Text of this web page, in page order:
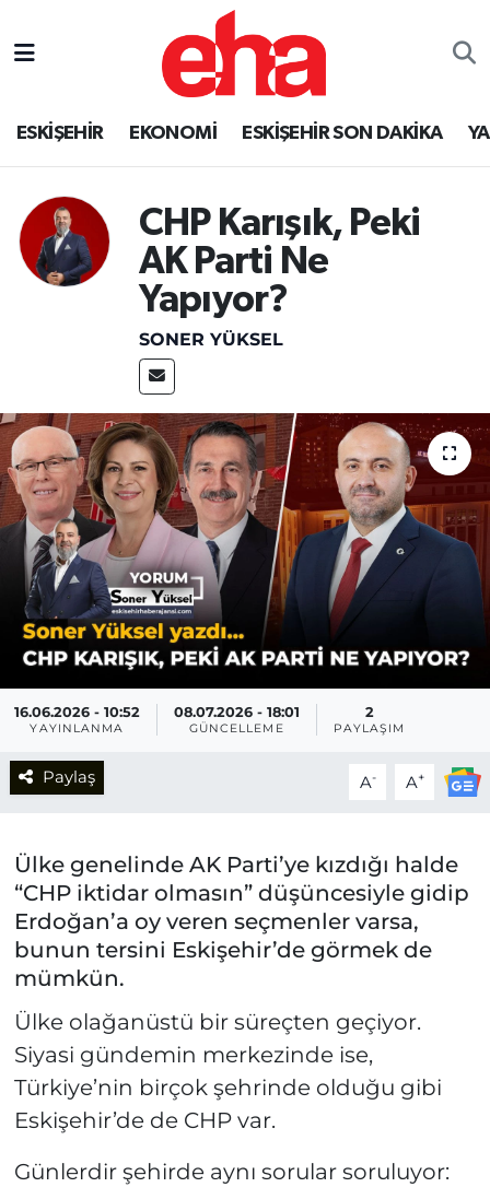
ESKİŞEHİR EKONOMİ ESKİŞEHİR SON DAKİKA
CHP Karışık, Peki
AK Parti Ne
Yapıyor?
SONER YÜKSEL
16.06.2026 - 10:52
YAYINLANMA
08.07.2026 - 18:01
GÜNCELLEME
2
PAYLAŞIM
Paylaş A- A+
Ülke genelinde AK Parti’ye kızdığı halde
“CHP iktidar olmasın” düşüncesiyle gidip
Erdoğan’a oy veren seçmenler varsa,
bunun tersini Eskişehir’de görmek de
mümkün.
Ülke olağanüstü bir süreçten geçiyor.
Siyasi gündemin merkezinde ise,
Türkiye’nin birçok şehrinde olduğu gibi
Eskişehir’de de CHP var.
Günlerdir şehirde aynı sorular soruluyor: